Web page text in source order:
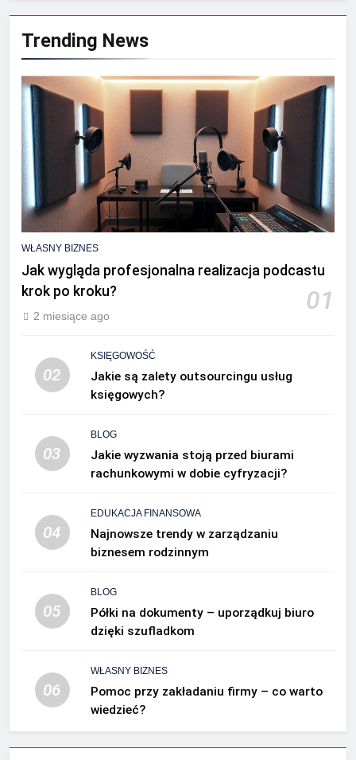
Trending News
WŁASNY BIZNES
Jak wygląda profesjonalna realizacja podcastu
krok po kroku?
01
2 miesiące ago
02
KSIĘGOWOŚĆ
Jakie są zalety outsourcingu usług
księgowych?
03
BLOG
Jakie wyzwania stoją przed biurami
rachunkowymi w dobie cyfryzacji?
04
EDUKACJA FINANSOWA
Najnowsze trendy w zarządzaniu
biznesem rodzinnym
05
BLOG
Półki na dokumenty – uporządkuj biuro
dzięki szufladkom
06
WŁASNY BIZNES
Pomoc przy zakładaniu firmy – co warto
wiedzieć?